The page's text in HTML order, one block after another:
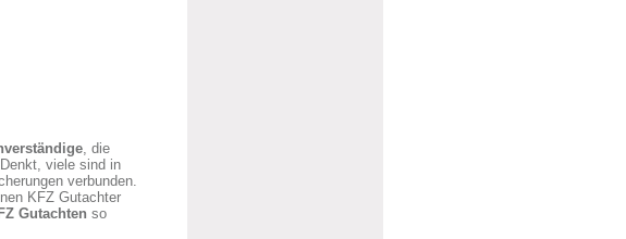
, die
viele sind in
verbunden.
KFZ Gutachter
Gutachten so